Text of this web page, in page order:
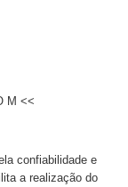
M <<
confiabilidade e
a realização do